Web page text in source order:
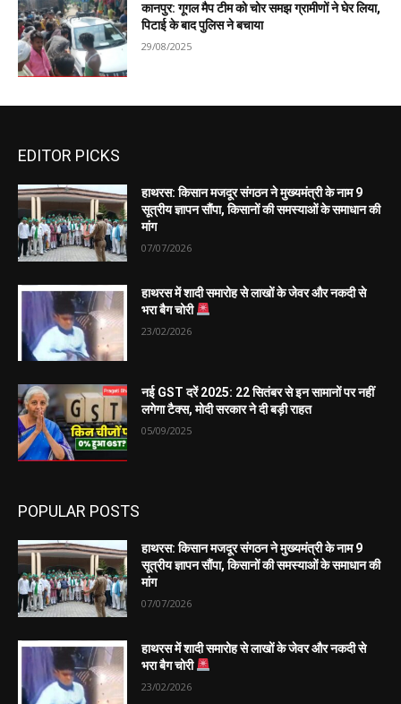
कानपुर: गूगल मैप टीम को चोर समझ ग्रामीणों ने घेर लिया,
पिटाई के बाद पुलिस ने बचाया
29/08/2025
EDITOR PICKS
हाथरस: किसान मजदूर संगठन ने मुख्यमंत्री के नाम 9
सूत्रीय ज्ञापन सौंपा, किसानों की समस्याओं के समाधान की
मांग
07/07/2026
हाथरस में शादी समारोह से लाखों के जेवर और नकदी से
भरा बैग चोरी
23/02/2026
नई GST दरें 2025: 22 सितंबर से इन सामानों पर नहीं
लगेगा टैक्स, मोदी सरकार ने दी बड़ी राहत
05/09/2025
POPULAR POSTS
हाथरस: किसान मजदूर संगठन ने मुख्यमंत्री के नाम 9
सूत्रीय ज्ञापन सौंपा, किसानों की समस्याओं के समाधान की
मांग
07/07/2026
हाथरस में शादी समारोह से लाखों के जेवर और नकदी से
भरा बैग चोरी
23/02/2026